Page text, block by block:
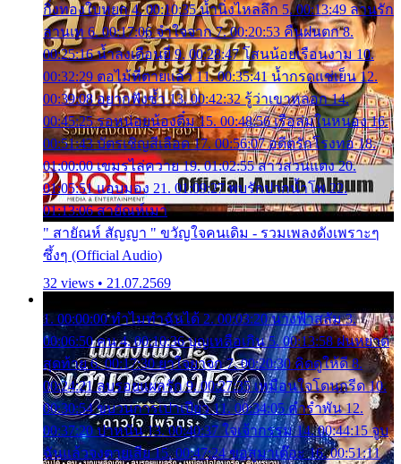
กิ่งทองใบหยก 4. 00:10:35 น้ำนิ่งไหลลึก 5. 00:13:49 ลานรัก
ลานเท 6. 00:17:06 จำใจจาก 7. 00:20:53 คืนฝนตก 8.
00:25:16 น้ำลงเดือนยี่ 9. 00:28:47 โสนน้อยเรือนงาม 10.
00:32:29 ตอไม้ที่ตายแล้ว 11. 00:35:41 น้ำกรดแช่เย็น 12.
00:39:08 อยากฟังซ้ำ 13. 00:42:32 รู้ว่าเขาหลอก 14.
00:45:25 รอหน่อยน้องติ๋ม 15. 00:48:56 เรือล่มในหนอง 16.
00:51:43 บัตรเชิญสีเลือด 17. 00:56:07 อดีตรักโรงทอ 18.
01:00:00 เขมรไล่ควาย 19. 01:02:55 สาวสวนแตง 20.
01:05:51 แอบมอง 21. 01:09:27 พบรักปากน้ำโพ 22.
01:13:06 สายัณห์เมา
" สายัณห์ สัญญา " ขวัญใจคนเดิม - รวมเพลงดังเพราะๆ
ซึ้งๆ (Official Audio)
32 views • 21.07.2569
1. 00:00:00 ทำไมทำฉันได้ 2. 00:03:20 นางฟ้าสลัม 3.
00:06:50 คน 4. 00:10:36 บุญเหลือเกิน 5. 00:13:58 ฝนหยาด
สุดท้าย 6. 00:17:30 ยาใจยาจก 7. 00:20:30 คิดดูให้ดี 8.
00:24:21 ลบรอยแผลรัก 9. 00:27:35 เหมือนใจโดนกรีด 10.
00:30:54 ขบวนการเปาเปียว 11. 00:34:05 คำรำพัน 12.
00:37:20 ปาหนัน 13. 00:40:37 ใจเจ้ากรรม 14. 00:44:15 จูบ
ฉันแล้วจงตายเสีย 15. 00:47:24 ขอสูมาเต๊อะ 16. 00:51:11